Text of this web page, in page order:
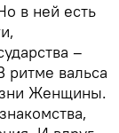
в ней есть
–
вальса
Женщины.